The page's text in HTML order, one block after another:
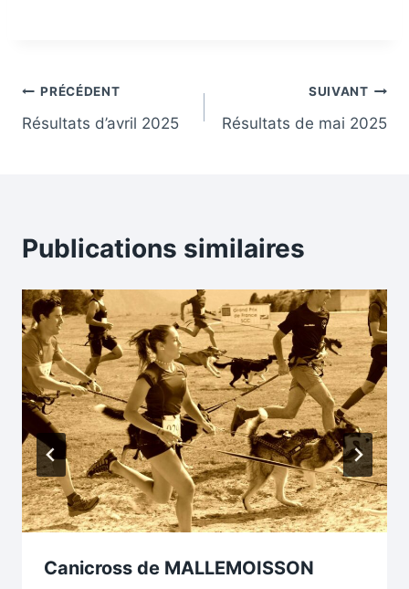
Navigation
de
PRÉCÉDENT
Résultats d’avril 2025
SUIVANT
Résultats de mai 2025
Publications similaires
Canicross de MALLEMOISSON